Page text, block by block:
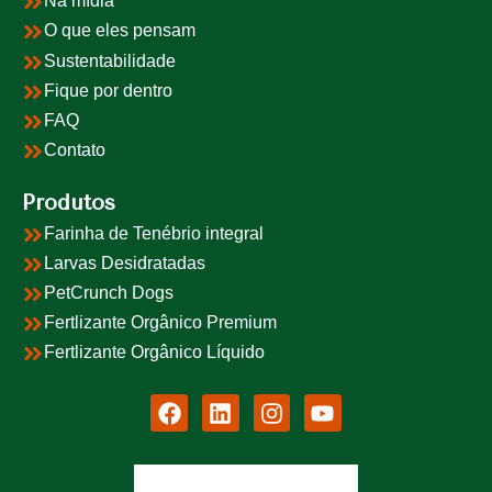
O que eles pensam
Sustentabilidade
Fique por dentro
FAQ
Contato
Produtos
Farinha de Tenébrio integral
Larvas Desidratadas
PetCrunch Dogs
Fertlizante Orgânico Premium
Fertlizante Orgânico Líquido